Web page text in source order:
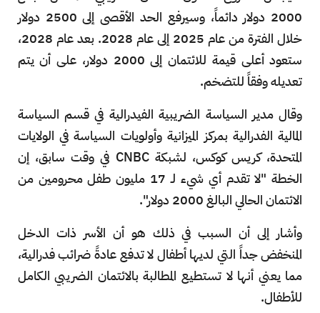
2000 دولار دائماً، وسيرفع الحد الأقصى إلى 2500 دولار
خلال الفترة من عام 2025 إلى عام 2028. بعد عام 2028،
ستعود أعلى قيمة للائتمان إلى 2000 دولار، على أن يتم
تعديله وفقاً للتضخم.
وقال مدير السياسة الضريبية الفيدرالية في قسم السياسة
المالية الفدرالية بمركز الميزانية وأولويات السياسة في الولايات
المتحدة، كريس كوكس، لشبكة CNBC في وقت سابق، إن
الخطة "لا تقدم أي شيء لـ 17 مليون طفل محرومين من
الائتمان الحالي البالغ 2000 دولار".
وأشار إلى أن السبب في ذلك هو أن الأسر ذات الدخل
المنخفض جداً التي لديها أطفال لا تدفع عادةً ضرائب فدرالية،
مما يعني أنها لا تستطيع المطالبة بالائتمان الضريبي الكامل
للأطفال.